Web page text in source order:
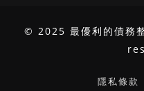
© 2025 最優利的債務
隱私條款